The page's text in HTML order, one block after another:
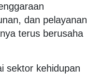
dan pelayanan
terus berusaha
sektor kehidupan